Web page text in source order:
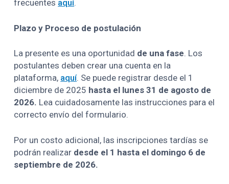
frecuentes aquí.
Plazo y Proceso de postulación
La presente es una oportunidad de una fase. Los
postulantes deben crear una cuenta en la
plataforma, aquí. Se puede registrar desde el 1
diciembre de 2025 hasta el lunes 31 de agosto de
2026. Lea cuidadosamente las instrucciones para el
correcto envío del formulario.
Por un costo adicional, las inscripciones tardías se
podrán realizar desde el 1 hasta el domingo 6 de
septiembre de 2026.